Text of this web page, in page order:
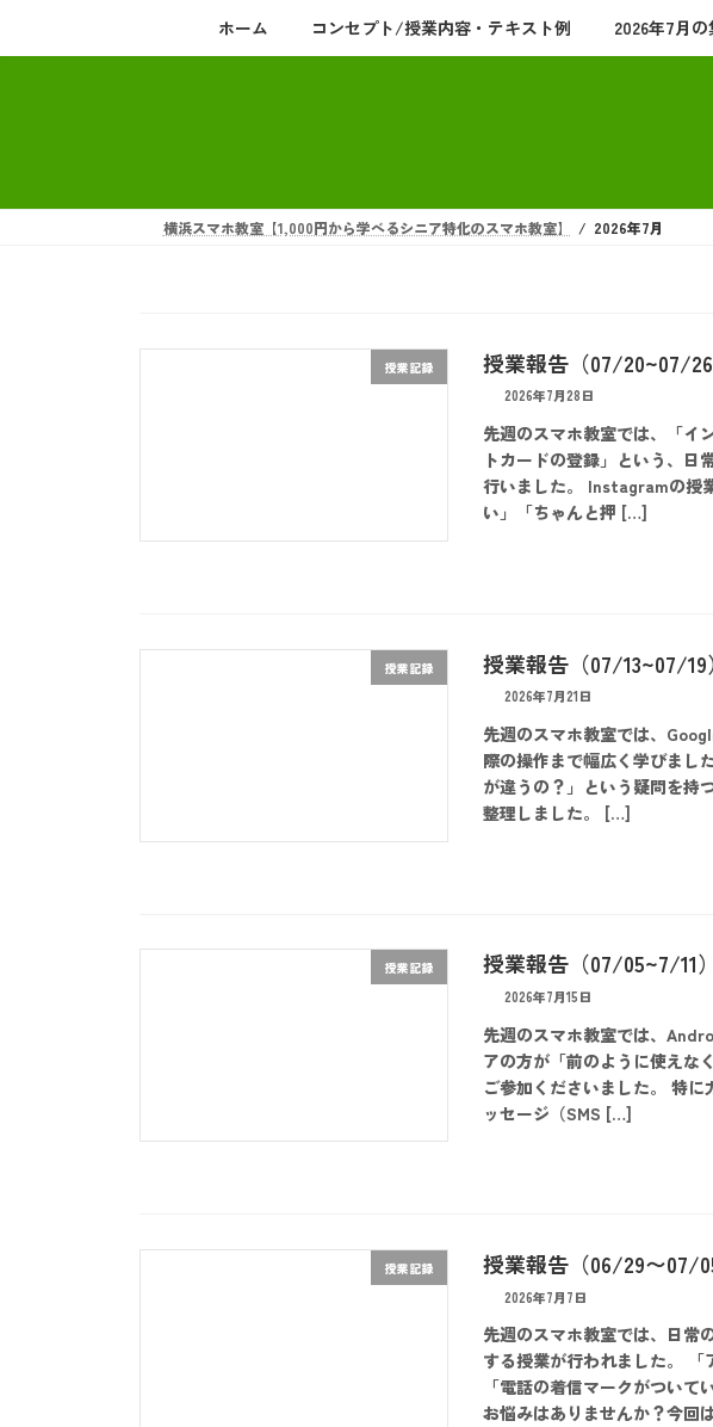
キ
に
ホーム コンセプト/授業内容・テキスト例 2026年7月
横浜スマホ教室【1,000円から学べるシニア特化のスマホ教室】 2026年7月
授業記録 授業報告（07/20~07/26
2026年7月28日
先週のスマホ教室では、「イ
トカードの登録」という、日
行いました。 Instagramの授
い」「ちゃんと押 […]
授業記録 授業報告（07/13~07/19）
2026年7月21日
先週のスマホ教室では、
際の操作まで幅広く学びまし
が違うの？」という疑問を持
整理しました。 […]
授業記録 授業報告（07/05~7/11）
2026年7月15日
先週のスマホ教室では、
アの方が「前のように使えな
ご参加くださいました。 特
ッセージ（SMS […]
授業記録 授業報告（06/29〜07/
2026年7月7日
先週のスマホ教室では、日常
する授業が行われました。 「
「電話の着信マークがつい
お悩みはありませんか？今回